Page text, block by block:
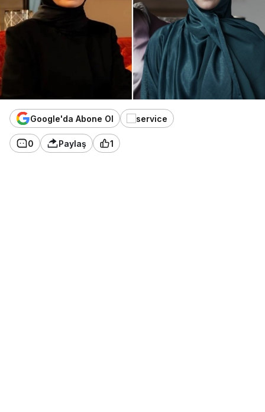
Google'da Abone Ol
0 Paylaş 1